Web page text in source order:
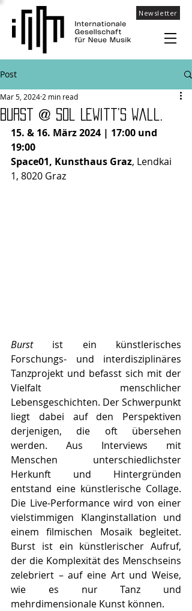
Newsletter
Post
Burst @ Sol LeWitt’s Wall.
Mar 5, 2024 2 min read
15. & 16. März 2024 | 17:00 und
19:00
Space01, Kunsthaus Graz, Lendkai
1, 8020 Graz
Burst ist ein künstlerisches
Forschungs- und interdisziplinäres
Tanzprojekt und befasst sich mit der
Vielfalt menschlicher
Lebensgeschichten. Der Schwerpunkt
liegt dabei auf den Perspektiven
derjenigen, die oft übersehen
werden. Aus Interviews mit
Menschen unterschiedlichster
Herkunft und Hintergründen
entstand eine künstlerische Collage.
Die Live-Performance wird von einer
vielstimmigen Klanginstallation und
einem filmischen Mosaik begleitet.
Burst ist ein künstlerischer Aufruf,
der die Komplexität des Menschseins
zelebriert – auf eine Art und Weise,
wie es nur Tanz und
mehrdimensionale Kunst können.